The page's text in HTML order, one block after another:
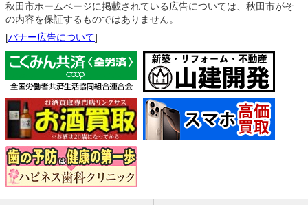
秋田市ホームページに掲載されている広告については、秋田市がそ
の内容を保証するものではありません。
[バナー広告について]